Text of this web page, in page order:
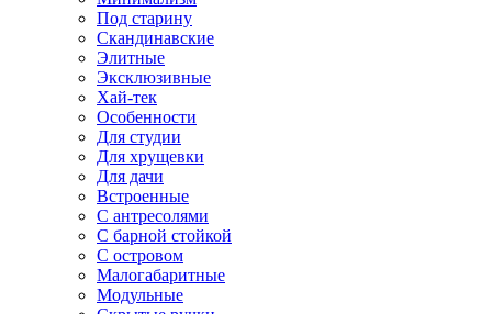
Под старину
Скандинавские
Элитные
Эксклюзивные
Хай-тек
Особенности
Для студии
Для хрущевки
Для дачи
Встроенные
С антресолями
С барной стойкой
С островом
Малогабаритные
Модульные